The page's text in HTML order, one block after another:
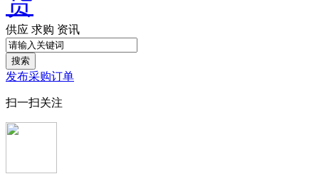
供应 求购 资讯
搜索
发布采购订单
扫一扫关注